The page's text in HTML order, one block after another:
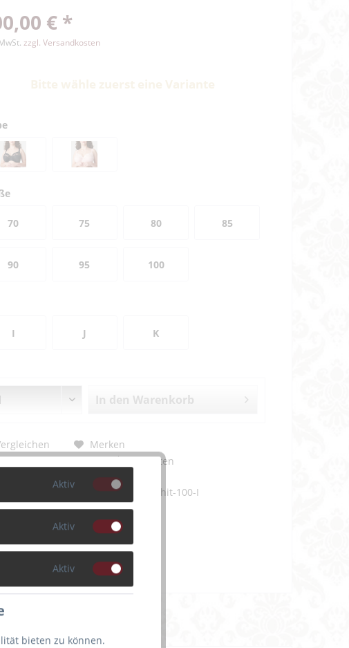
€ *
zzgl. Versandkosten
70 75 80 85
90 95 100
I J K
In den Warenkorb
Merken
Bewerten
PD016-3155-graphit-100-I
Aktiv
Aktiv
Aktiv
bieten zu können.